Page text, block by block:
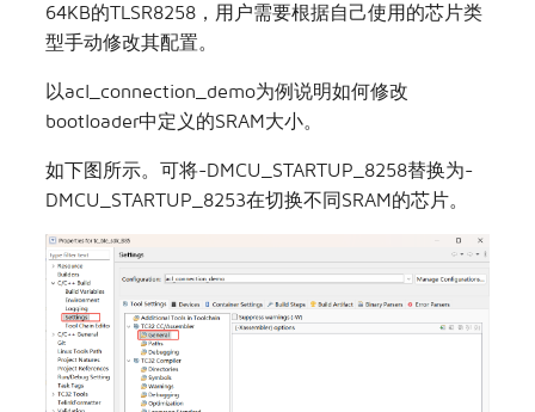
64KB的TLSR8258，用户需要根据自己使用的芯片类
型手动修改其配置。
以acl_connection_demo为例说明如何修改
bootloader中定义的SRAM大小。
如下图所示。可将-DMCU_STARTUP_8258替换为-
DMCU_STARTUP_8253在切换不同SRAM的芯片。